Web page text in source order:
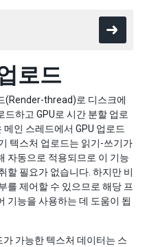
로드
(Render-thread)로 디스크에
하고 GPU로 시간 분할 업로
인 스레드에서 GPU 업로드
텍스처 업로드는 읽기-쓰기가
자동으로 적용되므로 이 기능
할 필요가 없습니다. 하지만 비
를 제어할 수 있으므로 해당 프
기능을 사용하는 데 도움이 됩
가능한 텍스처 데이터는 스